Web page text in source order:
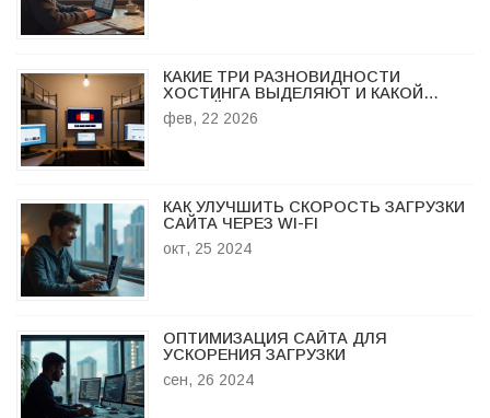
КАКИЕ ТРИ РАЗНОВИДНОСТИ
ХОСТИНГА ВЫДЕЛЯЮТ И КАКОЙ
ПОДОЙДЕТ ИМЕННО ВАМ
фев, 22 2026
КАК УЛУЧШИТЬ СКОРОСТЬ ЗАГРУЗКИ
САЙТА ЧЕРЕЗ WI-FI
окт, 25 2024
ОПТИМИЗАЦИЯ САЙТА ДЛЯ
УСКОРЕНИЯ ЗАГРУЗКИ
сен, 26 2024